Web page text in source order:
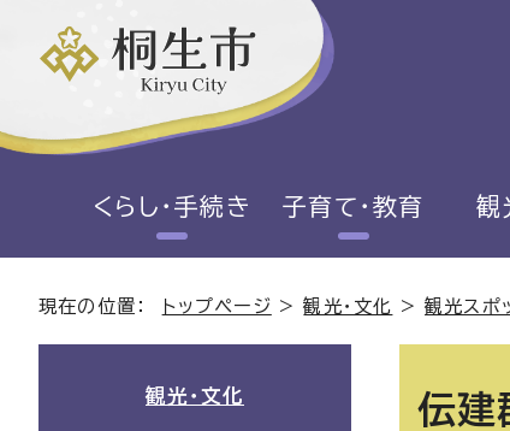
くらし・手続き 子育て・教育 観
現在の位置： トップページ >観光・文化 >観光スポ
伝建
観光・文化